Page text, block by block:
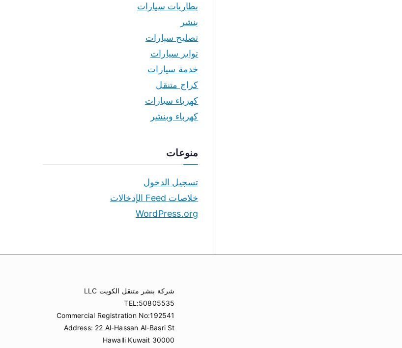
بطاريات سيارات
بنشر
تصليح سيارات
تواير سيارات
خدمة سيارات
كراج متنقل
كهرباء سيارات
كهرباء وبنشر
منوعات
تسجيل الدخول
خلاصات Feed الإدخالات
WordPress.org
شركة بنشر متنقل الكويت LLC
TEL:50805535
Commercial Registration No:192541
Address: 22 Al-Hassan Al-Basri St
Hawalli Kuwait 30000